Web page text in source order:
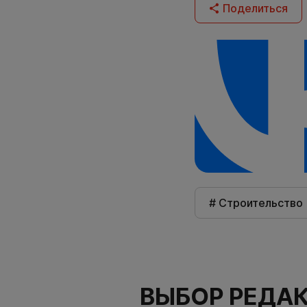
Поделиться
# Строительство
ВЫБОР